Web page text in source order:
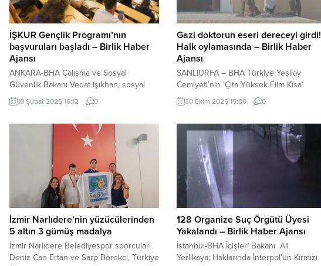
İŞKUR Gençlik Programı’nın
başvuruları başladı – Birlik Haber
Ajansı
ANKARA-BHA Çalışma ve Sosyal
Güvenlik Bakanı Vedat Işıkhan, sosyal
medya hesabından yaptığı paylaşımda,
Cumhurbaşkanı Recep Tayyip Erdoğan
Programı‘nın başvuru sürecinin bugün
başladığını duyurdu. Bakan Işıkhan,
açıklamasında, üniversite öğrencilerinin
mesleki deneyim kazanmalarını ve gelir
elde etmelerini amaçlayan programın,
devlet üniversitelerinde okuyan
öğrenciler için hazırlanmış kısmi zamanlı
bir...
10 Şubat 2025 16:12 0
Gazi doktorun eseri dereceyi girdi!
Halk oylamasında – Birlik Haber
Ajansı
ŞANLIURFA – BHA Türkiye Yeşilay
Cemiyeti’nin ‘Çıta Yüksek Film Kısa’
mottosuyla düzenlediği Sağlıklı Fikirler
Kısa Film Yarışması, bu yıl 9.’su
gözünden madde bağımlılığı’ olan
yarışmada başvurular 12 Ekim’de sona
ermişti. Eyyübiye Belediyesi Çocuk ve
Gençlik Buluşmasına renk kattı İçeriği
Görüntüle Yarışmada büyük ödül 100
bin...
30 Ekim 2025 15:00 0
İzmir Narlıdere’nin yüzücülerinden
5 altın 3 gümüş madalya
İzmir Narlıdere Belediyespor sporcuları
Deniz Can Ertan ve Sarp Börekci, Türkiye
128 Organize Suç Örgütü Üyesi
Yakalandı – Birlik Haber Ajansı
İstanbul-BHA İçişleri Bakanı Ali
Yerlikaya; Haklarında İnterpol’ün Kırmızı